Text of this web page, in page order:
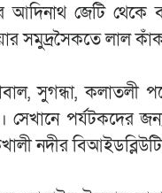
জেটি থেকে
সমুদ্রসৈকতে লাল
সুগন্ধা, কলাতলী
সেখানে পর্যটকদের
নদীর